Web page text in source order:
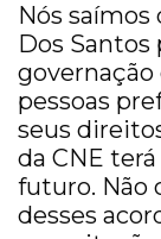
Nós
Dos Santos
governação
pessoas
seus
da CNE
futuro. Não
desses